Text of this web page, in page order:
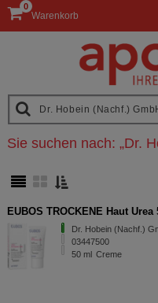
Warenkorb
0
Sie suchen nach: „Dr.
EUBOS TROCKENE Haut
Dr. Hobein (Nachf.)
03447500
50 ml Creme